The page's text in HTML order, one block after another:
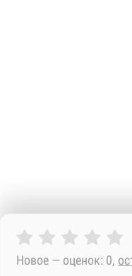
Новое — оценок: 0,